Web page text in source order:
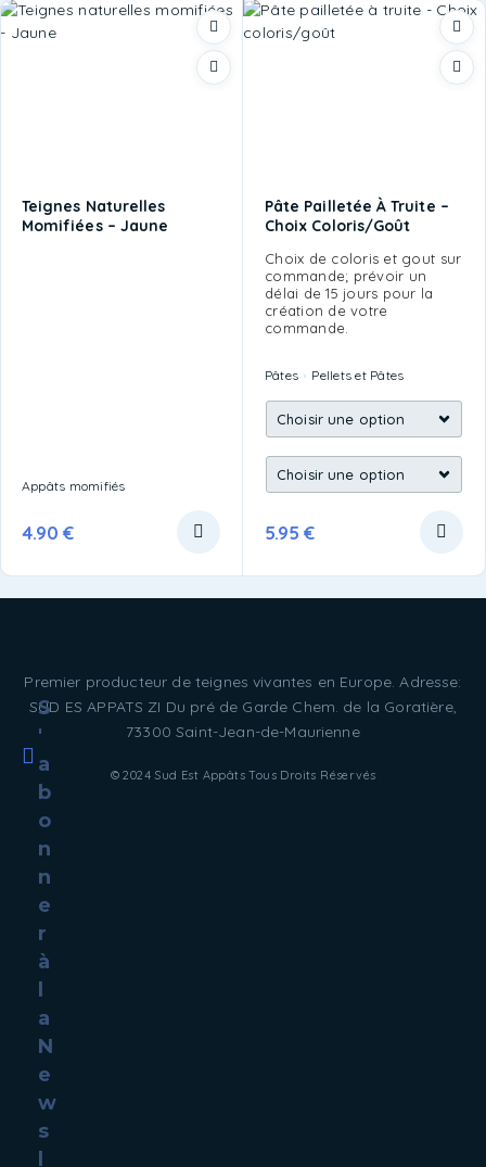
Teignes Naturelles
Momifiées – Jaune
Appâts momifiés
4.90€
Pâte Pailletée À Truite –
Choix Coloris/goût
Choix de coloris et gout sur
commande; prévoir un
délai de 15 jours pour la
création de votre
commande.
Pâtes Pellets et Pâtes
5.95€
Premier producteur de teignes vivantes en Europe. Adresse:
SUD ES APPATS ZI Du pré de Garde Chem. de la Goratière,
73300 Saint-Jean-de-Maurienne
© 2024 Sud Est Appâts Tous Droits Réservés
S
'
a
b
o
n
n
e
r
à
a
N
e
w
s